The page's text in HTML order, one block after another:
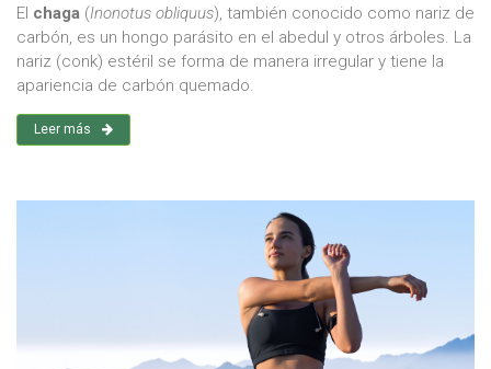
El chaga (Inonotus obliquus), también conocido como nariz de
carbón, es un hongo parásito en el abedul y otros árboles. La
nariz (conk) estéril se forma de manera irregular y tiene la
apariencia de carbón quemado.
Leer más